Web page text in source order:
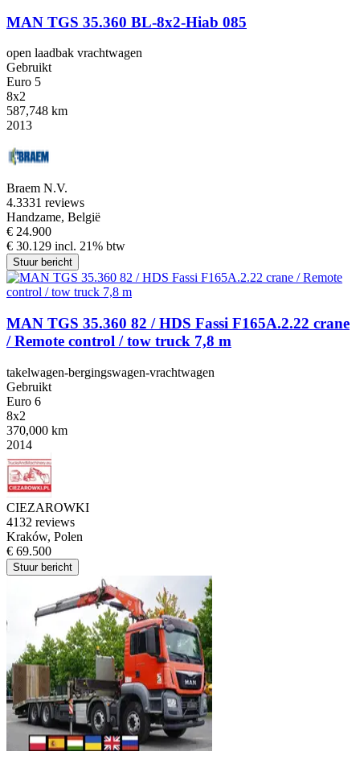
MAN TGS 35.360 BL-8x2-Hiab 085
open laadbak vrachtwagen
Gebruikt
Euro 5
8x2
587,748 km
2013
Braem N.V.
4.3331 reviews
Handzame, België
€ 24.900
€ 30.129 incl. 21% btw
Stuur bericht
MAN TGS 35.360 82 / HDS Fassi F165A.2.22 crane
/ Remote control / tow truck 7,8 m
takelwagen-bergingswagen-vrachtwagen
Gebruikt
Euro 6
8x2
370,000 km
2014
CIEZAROWKI
4132 reviews
Kraków, Polen
€ 69.500
Stuur bericht